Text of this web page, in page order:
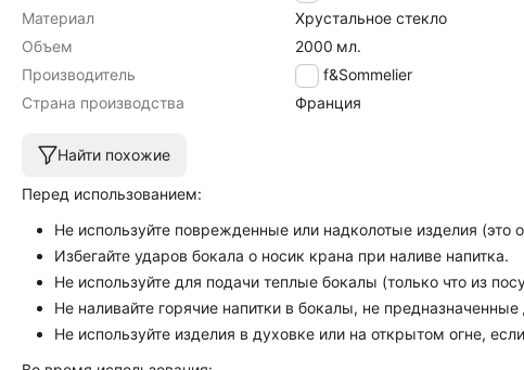
Материал
Хрустальное стекло
Объем
2000 мл.
Производитель
Chef&Sommelier
Страна производства
Франция
Найти похожие
Перед использованием:
Не используйте поврежденные или надколотые изделия (это
Избегайте ударов бокала о носик крана при наливе напитка.
Не используйте для подачи теплые бокалы (только что из
Не наливайте горячие напитки в бокалы, не предназначенные
Не используйте изделия в духовке или на открытом огне,